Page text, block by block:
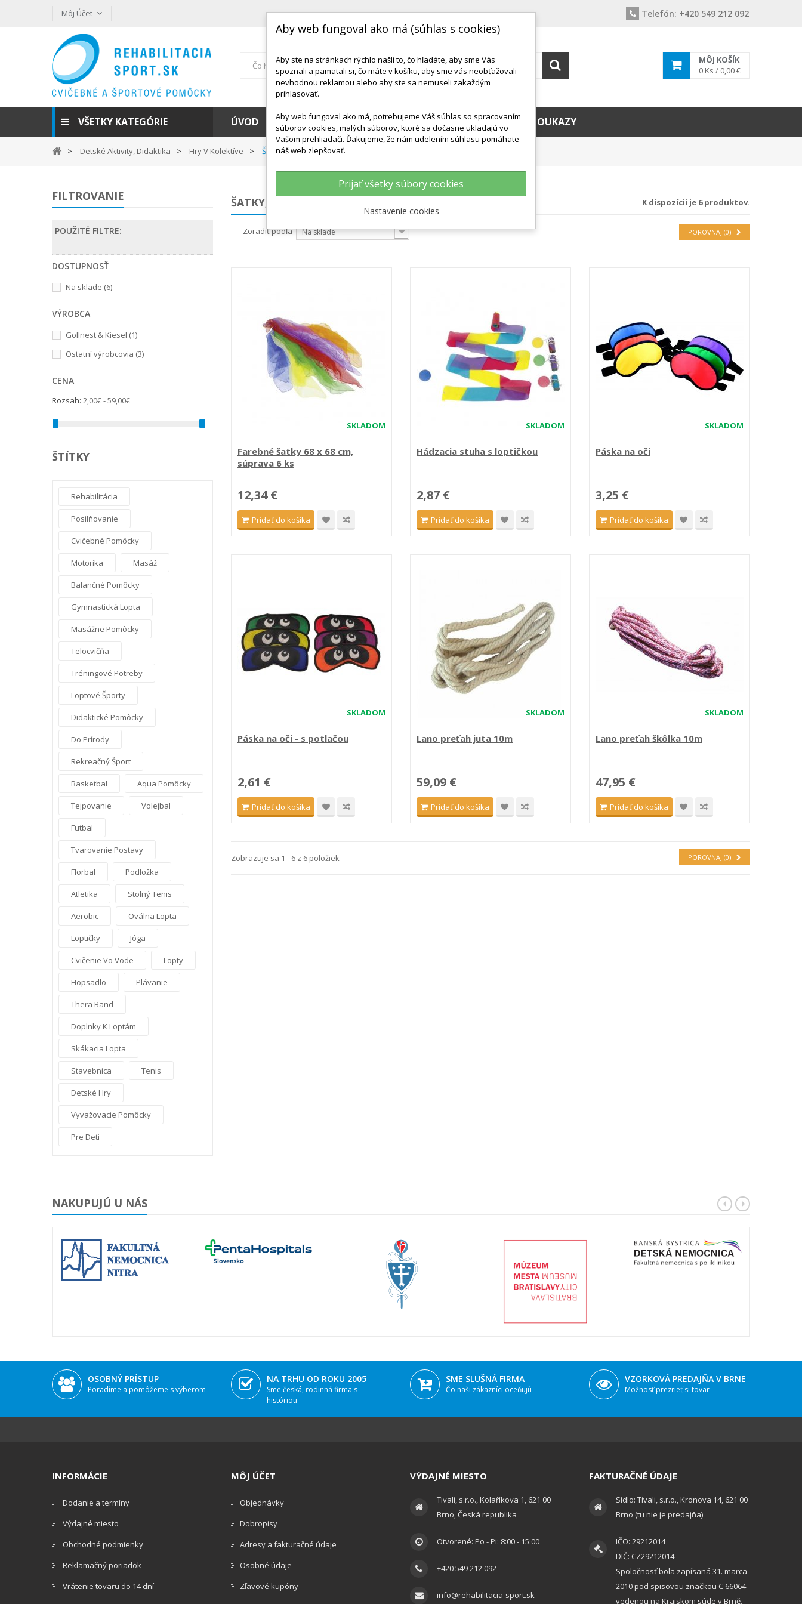
Môj Účet Telefón: +420 549 212 092
MÔJ KOŠÍK
0 Ks / 0,00 €
VŠETKY KATEGÓRIE ÚVOD KONTAKT DODANIE A TERMÍNY DARČEKOVÉ POUKAZY
Detské Aktivity, Didaktika Hry V Kolektíve Šatky, Stuhy
FILTROVANIE
POUŽITÉ FILTRE:
DOSTUPNOSŤ
Na sklade (6)
VÝROBCA
Gollnest & Kiesel (1)
Ostatní výrobcovia (3)
CENA
Rozsah: 2,00€ - 59,00€
ŠTÍTKY
Rehabilitácia
Posilňovanie
Cvičebné Pomôcky
Motorika Masáž
Balančné Pomôcky
Gymnastická Lopta
Masážne Pomôcky
Telocvičňa
Tréningové Potreby
Loptové Športy
Didaktické Pomôcky
Do Prírody
Rekreačný Šport
Basketbal Aqua Pomôcky
Tejpovanie Volejbal
Futbal
Tvarovanie Postavy
Florbal Podložka
Atletika Stolný Tenis
Aerobic Oválna Lopta
Loptičky Jóga
Cvičenie Vo Vode Lopty
Hopsadlo Plávanie
Thera Band
Doplnky K Loptám
Skákacia Lopta
Stavebnica Tenis
Detské Hry
Vyvažovacie Pomôcky
Pre Deti
ŠATKY, STUHY K dispozícii je 6 produktov.
POROVNAJ (0)
Zoradiť podľa Na sklade
SKLADOM
Farebné šatky 68 x 68 cm,
súprava 6 ks
12,34 €
Pridať do košíka
SKLADOM
Hádzacia stuha s loptičkou
2,87 €
Pridať do košíka
SKLADOM
Páska na oči
3,25 €
Pridať do košíka
SKLADOM
Páska na oči - s potlačou
2,61 €
Pridať do košíka
SKLADOM
Lano preťah juta 10m
59,09 €
Pridať do košíka
SKLADOM
Lano preťah škôlka 10m
47,95 €
Pridať do košíka
POROVNAJ (0)
Zobrazuje sa 1 - 6 z 6 položiek
NAKUPUJÚ U NÁS
OSOBNÝ PRÍSTUP
Poradíme a pomôžeme s výberom
NA TRHU OD ROKU 2005
Sme česká, rodinná firma s
históriou
SME SLUŠNÁ FIRMA
Čo naši zákazníci oceňujú
VZORKOVÁ PREDAJŇA V BRNE
Možnosť prezrieť si tovar
INFORMÁCIE
Dodanie a termíny
Výdajné miesto
Obchodné podmienky
Reklamačný poriadok
Vrátenie tovaru do 14 dní
MÔJ ÚČET
Objednávky
Dobropisy
Adresy a fakturačné údaje
Osobné údaje
Zľavové kupóny
VÝDAJNÉ MIESTO
Tivali, s.r.o., Kolaříkova 1, 621 00
Brno, Česká republika
Otvorené: Po - Pi: 8:00 - 15:00
+420 549 212 092
info@rehabilitacia-sport.sk
FAKTURAČNÉ ÚDAJE
Sídlo: Tivali, s.r.o., Kronova 14, 621 00
Brno (tu nie je predajňa)
IČO: 29212014
DIČ: CZ29212014
Spoločnosť bola zapísaná 31. marca
2010 pod spisovou značkou C 66064
vedenou na Krajskom súde v Brně.
Aby web fungoval ako má (súhlas s cookies)
Aby ste na stránkach rýchlo našli to, čo hľadáte, aby sme Vás
spoznali a pamätali si, čo máte v košíku, aby sme vás neobťažovali
nevhodnou reklamou alebo aby ste sa nemuseli zakaždým
prihlasovať.
Aby web fungoval ako má, potrebujeme Váš súhlas so spracovaním
súborov cookies, malých súborov, ktoré sa dočasne ukladajú vo
Vašom prehliadači. Ďakujeme, že nám udelením súhlasu pomáhate
náš web zlepšovať.
Prijať všetky súbory cookies
Nastavenie cookies